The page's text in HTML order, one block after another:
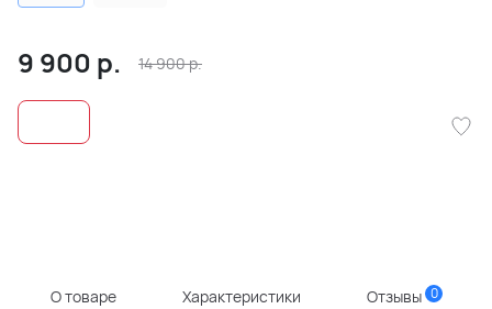
9 900 р. 14 900р.
О товаре Характеристики Отзывы 0